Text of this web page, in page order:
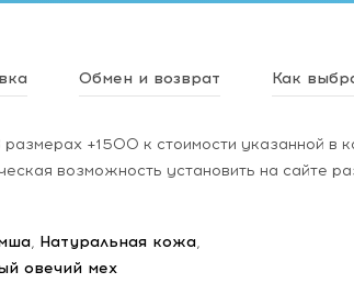
Обмен и возврат Как
+1500 к стоимости указанной в
возможность установить на сайте
, Натуральная кожа,
овечий мех